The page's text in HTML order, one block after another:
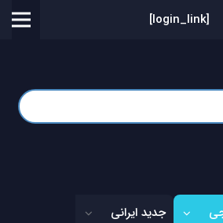
[login_link]
جدید ایرانی